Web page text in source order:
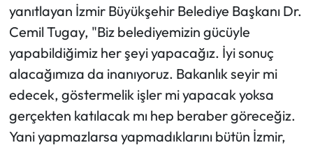
yanıtlayan İzmir Büyükşehir Belediye Başkanı Dr.
Cemil Tugay, "Biz belediyemizin gücüyle
yapabildiğimiz her şeyi yapacağız. İyi sonuç
alacağımıza da inanıyoruz. Bakanlık seyir mi
edecek, göstermelik işler mi yapacak yoksa
gerçekten katılacak mı hep beraber göreceğiz.
Yani yapmazlarsa yapmadıklarını bütün İzmir,